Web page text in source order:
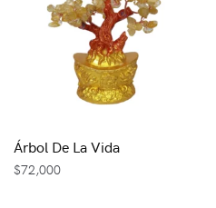
Árbol De La Vida
$72,000